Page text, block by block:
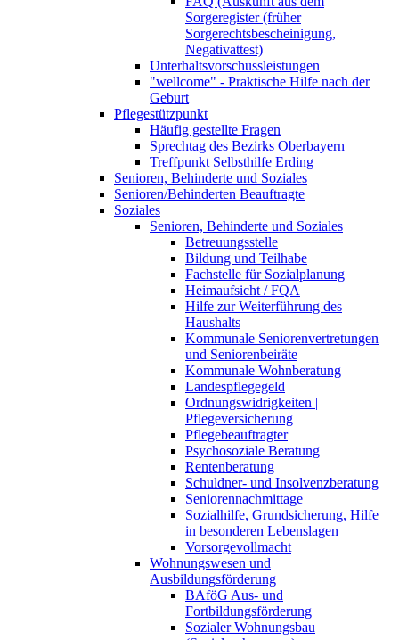
Sorgeregister (früher
Sorgerechtsbescheinigung,
Negativattest)
Unterhaltsvorschussleistungen
"wellcome" - Praktische Hilfe nach der
Geburt
Pflegestützpunkt
Häufig gestellte Fragen
Sprechtag des Bezirks Oberbayern
Treffpunkt Selbsthilfe Erding
Senioren, Behinderte und Soziales
Senioren/Behinderten Beauftragte
Soziales
Senioren, Behinderte und Soziales
Betreuungsstelle
Bildung und Teilhabe
Fachstelle für Sozialplanung
Heimaufsicht / FQA
Hilfe zur Weiterführung des
Haushalts
Kommunale Seniorenvertretungen
und Seniorenbeiräte
Kommunale Wohnberatung
Landespflegegeld
Ordnungswidrigkeiten |
Pflegeversicherung
Pflegebeauftragter
Psychosoziale Beratung
Rentenberatung
Schuldner- und Insolvenzberatung
Seniorennachmittage
Sozialhilfe, Grundsicherung, Hilfe
in besonderen Lebenslagen
Vorsorgevollmacht
Wohnungswesen und
Ausbildungsförderung
BAföG Aus- und
Fortbildungsförderung
Sozialer Wohnungsbau